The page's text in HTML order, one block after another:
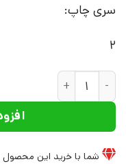
سری چاپ:
2
کتاب دختری که ماه را
شما با خرید این محصول